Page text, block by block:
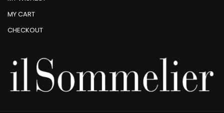
MY CART
CHECKOUT